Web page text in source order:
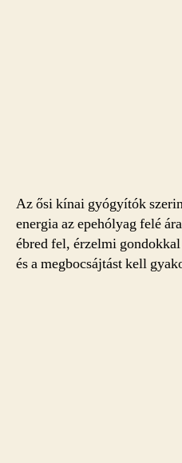
Az ősi kínai gyógyítók
energia az epehólyag felé
ébred fel, érzelmi
és a megbocsájtást kell